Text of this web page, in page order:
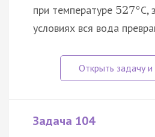
при температуре 527°C,
условиях вся вода
Задача 104